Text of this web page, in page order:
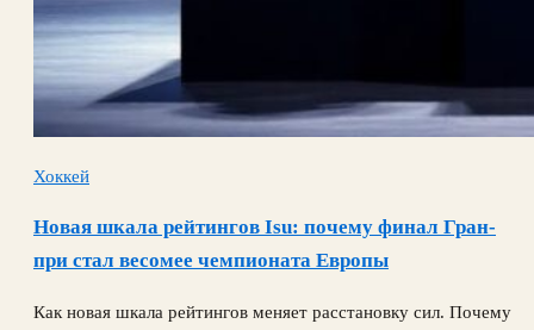
Хоккей
Новая шкала рейтингов Isu: почему финал Гран-
при стал весомее чемпионата Европы
Как новая шкала рейтингов меняет расстановку сил. Почему